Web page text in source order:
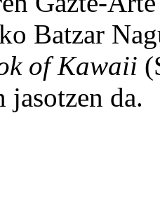
Batzar
of Kawaii
jasotzen da.